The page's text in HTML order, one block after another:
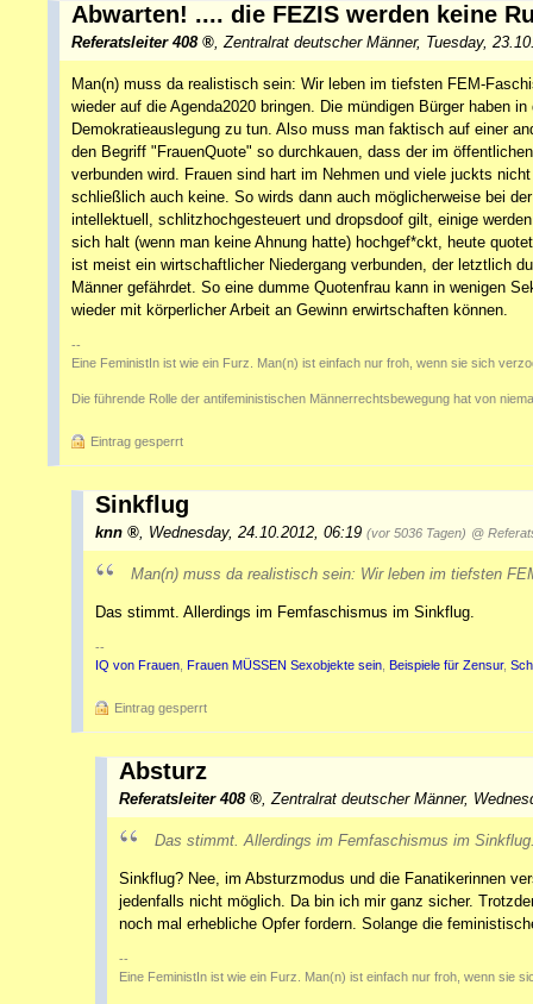
Abwarten! .... die FEZIS werden keine
Referatsleiter 408 Zentralrat deutscher Männer, Tuesday,
Man(n) muss da realistisch sein: Wir leben im tiefsten FEM-
wieder auf die Agenda2020 bringen. Die mündigen Bürger haben
Demokratieauslegung zu tun. Also muss man faktisch auf einer
den Begriff "FrauenQuote" so durchkauen, dass der im
verbunden wird. Frauen sind hart im Nehmen und viele juckts
schließlich auch keine. So wirds dann auch möglicherweise bei
intellektuell, schlitzhochgesteuert und dropsdoof gilt, einige
sich halt (wenn man keine Ahnung hatte) hochgef*ckt, heute
ist meist ein wirtschaftlicher Niedergang verbunden, der letztlich
Männer gefährdet. So eine dumme Quotenfrau kann in wenigen
wieder mit körperlicher Arbeit an Gewinn erwirtschaften können.
--
Eine FeministIn ist wie ein Furz. Man(n) ist einfach nur froh, wenn sie sich
Die führende Rolle der antifeministischen Männerrechtsbewegung hat von
Eintrag gesperrt
Sinkflug
knn Wednesday, 24.10.2012, 06:19 (vor 5036 Tagen) @
Man(n) muss da realistisch sein: Wir leben im tiefsten
Das stimmt. Allerdings im Femfaschismus im Sinkflug.
--
IQ von Frauen Frauen MÜSSEN Sexobjekte sein Beispiele für Zensur,
Eintrag gesperrt
Absturz
Referatsleiter 408 ,Zentralrat deutscher Männer,
Das stimmt. Allerdings im Femfaschismus im
Sinkflug? Nee, im Absturzmodus und die Fanatikerinnen
jedenfalls nicht möglich. Da bin ich mir ganz sicher.
noch mal erhebliche Opfer fordern. Solange die
--
Eine FeministIn ist wie ein Furz. Man(n) ist einfach nur froh, wenn sie